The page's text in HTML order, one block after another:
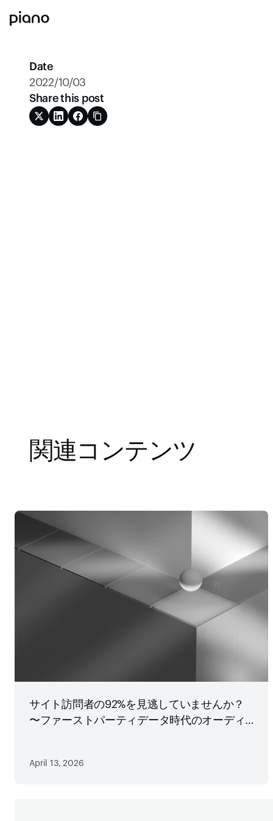
Date
2022/10/03
Share this post
関連コンテンツ
サイト訪問者の92%を見逃していませんか？
〜ファーストパーティデータ時代のオーディ
April 13, 2026